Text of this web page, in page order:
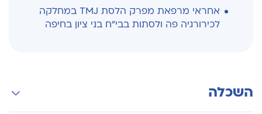
אחראי מרפאת מפרק הלסת TMJ במחלקה
לכירורגיה פה ולסתות בבי"ח בני ציון בחיפה
השכלה